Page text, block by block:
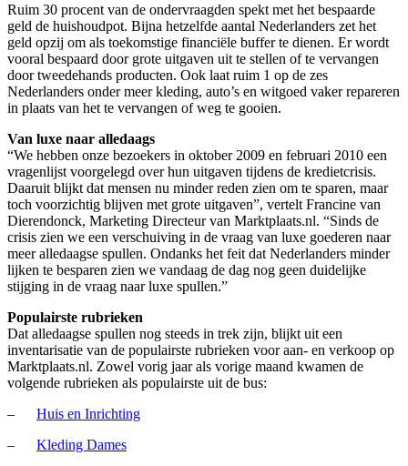
Ruim 30 procent van de ondervraagden spekt met het bespaarde
geld de huishoudpot. Bijna hetzelfde aantal Nederlanders zet het
geld opzij om als toekomstige financiële buffer te dienen. Er wordt
vooral bespaard door grote uitgaven uit te stellen of te vervangen
door tweedehands producten. Ook laat ruim 1 op de zes
Nederlanders onder meer kleding, auto’s en witgoed vaker repareren
in plaats van het te vervangen of weg te gooien.
Van luxe naar alledaags
“We hebben onze bezoekers in oktober 2009 en februari 2010 een
vragenlijst voorgelegd over hun uitgaven tijdens de kredietcrisis.
Daaruit blijkt dat mensen nu minder reden zien om te sparen, maar
toch voorzichtig blijven met grote uitgaven”, vertelt Francine van
Dierendonck, Marketing Directeur van Marktplaats.nl. “Sinds de
crisis zien we een verschuiving in de vraag van luxe goederen naar
meer alledaagse spullen. Ondanks het feit dat Nederlanders minder
lijken te besparen zien we vandaag de dag nog geen duidelijke
stijging in de vraag naar luxe spullen.”
Populairste rubrieken
Dat alledaagse spullen nog steeds in trek zijn, blijkt uit een
inventarisatie van de populairste rubrieken voor aan- en verkoop op
Marktplaats.nl. Zowel vorig jaar als vorige maand kwamen de
volgende rubrieken als populairste uit de bus:
– Huis en Inrichting
– Kleding Dames